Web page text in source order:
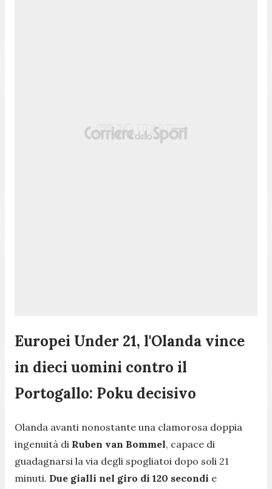
Europei Under 21, l'Olanda vince
in dieci uomini contro il
Portogallo: Poku decisivo
Olanda avanti nonostante una clamorosa doppia
ingenuità di Ruben van Bommel, capace di
guadagnarsi la via degli spogliatoi dopo soli 21
minuti. Due gialli nel giro di 120 secondi e